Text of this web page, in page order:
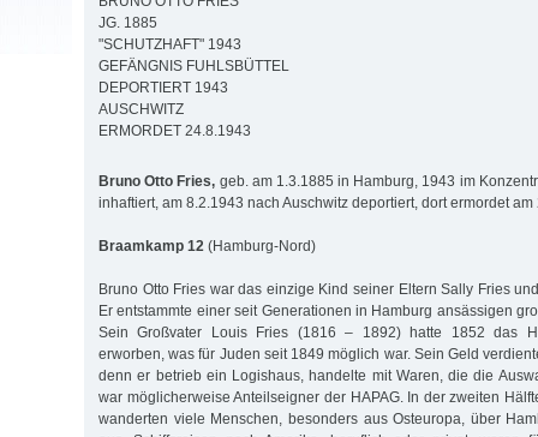
JG. 1885
"SCHUTZHAFT" 1943
GEFÄNGNIS FUHLSBÜTTEL
DEPORTIERT 1943
AUSCHWITZ
ERMORDET 24.8.1943
Bruno Otto Fries, geb. am 1.3.1885 in Hamburg, 1943 im
inhaftiert, am 8.2.1943 nach Auschwitz deportiert, dort ermordet am
Braamkamp 12 (Hamburg-Nord)
Bruno Otto Fries war das einzige Kind seiner Eltern Sally Fries
Er entstammte einer seit Generationen in Hamburg ansässigen
Sein Großvater Louis Fries (1816 – 1892) hatte 1852 das
erworben, was für Juden seit 1849 möglich war. Sein Geld
denn er betrieb ein Logishaus, handelte mit Waren, die die
war möglicherweise Anteilseigner der HAPAG. In der zweiten
wanderten viele Menschen, besonders aus Osteuropa, über